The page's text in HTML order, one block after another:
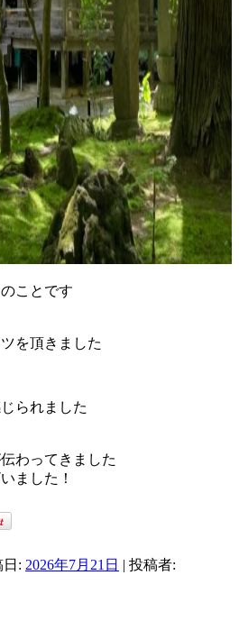
ことです
を頂きました
られました
わってきました
ました！
日: 2026年7月21日 | 投稿者: